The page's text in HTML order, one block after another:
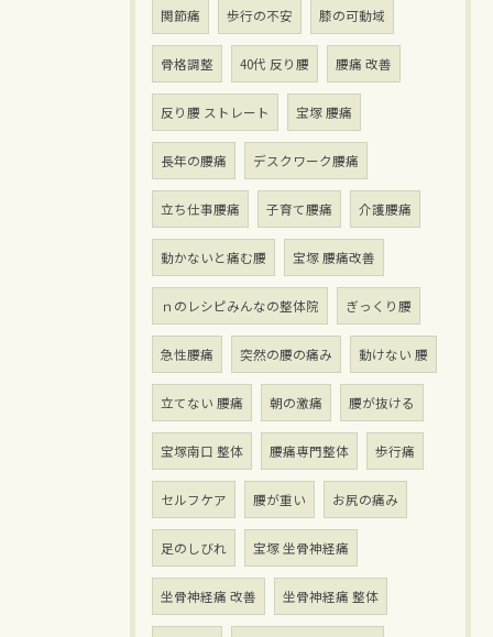
関節痛 歩行の不安 膝の可動域
骨格調整 40代 反り腰 腰痛 改善
反り腰 ストレート 宝塚 腰痛
長年の腰痛 デスクワーク腰痛
立ち仕事腰痛 子育て腰痛 介護腰痛
動かないと痛む腰 宝塚 腰痛改善
ｎのレシピみんなの整体院 ぎっくり腰
急性腰痛 突然の腰の痛み 動けない 腰
立てない 腰痛 朝の激痛 腰が抜ける
宝塚南口 整体 腰痛専門整体 歩行痛
セルフケア 腰が重い お尻の痛み
足のしびれ 宝塚 坐骨神経痛
坐骨神経痛 改善 坐骨神経痛 整体